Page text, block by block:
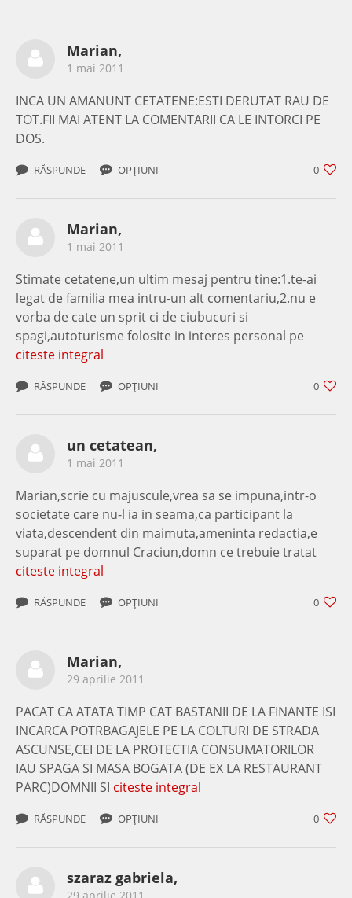
Marian,
1 mai 2011
INCA UN AMANUNT CETATENE:ESTI DERUTAT RAU DE
TOT.FII MAI ATENT LA COMENTARII CA LE INTORCI PE
DOS.
0
RĂSPUNDE OPȚIUNI
Marian,
1 mai 2011
Stimate cetatene,un ultim mesaj pentru tine:1.te-ai
legat de familia mea intru-un alt comentariu,2.nu e
vorba de cate un sprit ci de ciubucuri si
spagi,autoturisme folosite in interes personal pe
citeste integral
0
RĂSPUNDE OPȚIUNI
un cetatean,
1 mai 2011
Marian,scrie cu majuscule,vrea sa se impuna,intr-o
societate care nu-l ia in seama,ca participant la
viata,descendent din maimuta,ameninta redactia,e
suparat pe domnul Craciun,domn ce trebuie tratat
citeste integral
0
RĂSPUNDE OPȚIUNI
Marian,
29 aprilie 2011
PACAT CA ATATA TIMP CAT BASTANII DE LA FINANTE ISI
INCARCA POTRBAGAJELE PE LA COLTURI DE STRADA
ASCUNSE,CEI DE LA PROTECTIA CONSUMATORILOR
IAU SPAGA SI MASA BOGATA (DE EX LA RESTAURANT
PARC)DOMNII SI citeste integral
0
RĂSPUNDE OPȚIUNI
szaraz gabriela,